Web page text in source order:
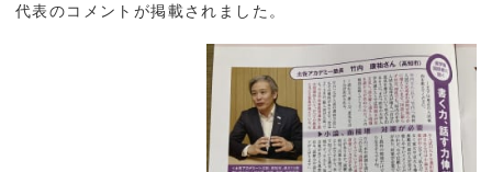
代表のコメントが掲載されました。